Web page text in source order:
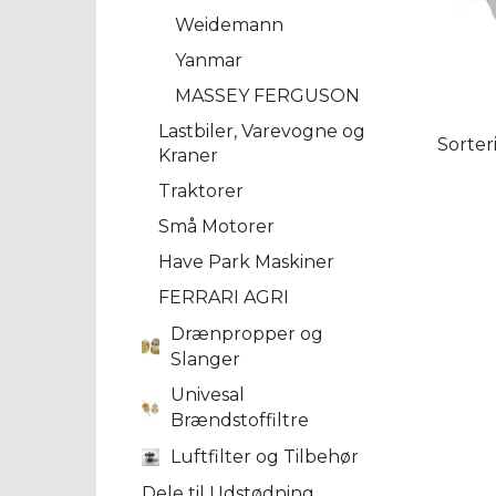
Weidemann
Yanmar
MASSEY FERGUSON
Lastbiler, Varevogne og
Kraner
Traktorer
Små Motorer
Have Park Maskiner
FERRARI AGRI
Drænpropper og
Slanger
Univesal
Brændstoffiltre
Luftfilter og Tilbehør